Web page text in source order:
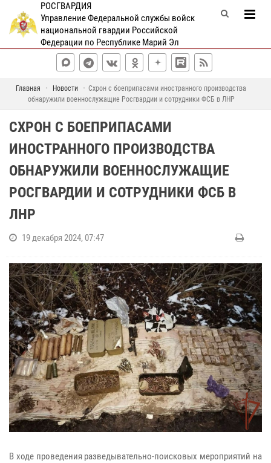
РОСГВАРДИЯ
Управление Федеральной службы войск
национальной гвардии Российской
Федерации по Республике Марий Эл
Главная Новости
Схрон с боеприпасами иностранного производства
обнаружили военнослужащие Росгвардии и сотрудники ФСБ в ЛНР
СХРОН С БОЕПРИПАСАМИ
ИНОСТРАННОГО ПРОИЗВОДСТВА
ОБНАРУЖИЛИ ВОЕННОСЛУЖАЩИЕ
РОСГВАРДИИ И СОТРУДНИКИ ФСБ В
ЛНР
19 декабря 2024, 07:47
В ходе проведения разведывательно-поисковых мероприятий на